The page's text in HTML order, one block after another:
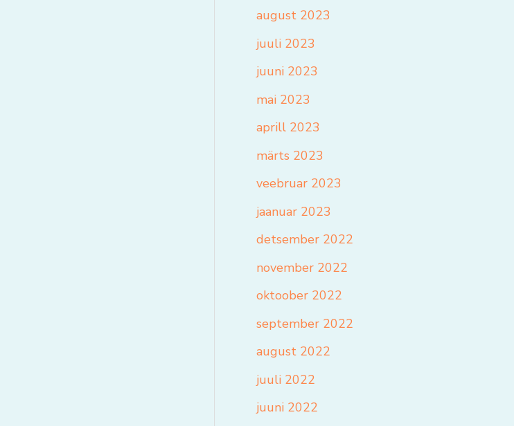
august 2023
juuli 2023
juuni 2023
mai 2023
aprill 2023
märts 2023
veebruar 2023
jaanuar 2023
detsember 2022
november 2022
oktoober 2022
september 2022
august 2022
juuli 2022
juuni 2022